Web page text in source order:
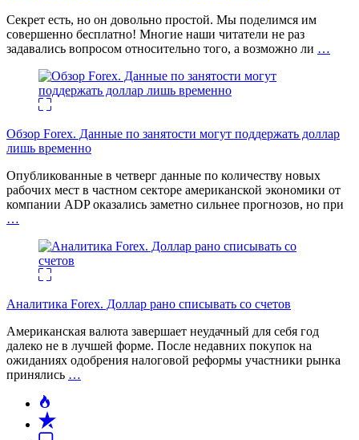
Секрет есть, но он довольно простой. Мы поделимся им
совершенно бесплатно! Многие наши читатели не раз
задавались вопросом относительно того, а возможно ли …
Обзор Forex. Данные по занятости могут поддержать доллар
лишь временно
Опубликованные в четверг данные по количеству новых
рабочих мест в частном секторе американской экономики от
компании ADP оказались заметно сильнее прогнозов, но при
…
Аналитика Forex. Доллар рано списывать со счетов
Американская валюта завершает неудачный для себя год
далеко не в лучшей форме. После недавних покупок на
ожиданиях одобрения налоговой реформы участники рынка
принялись …